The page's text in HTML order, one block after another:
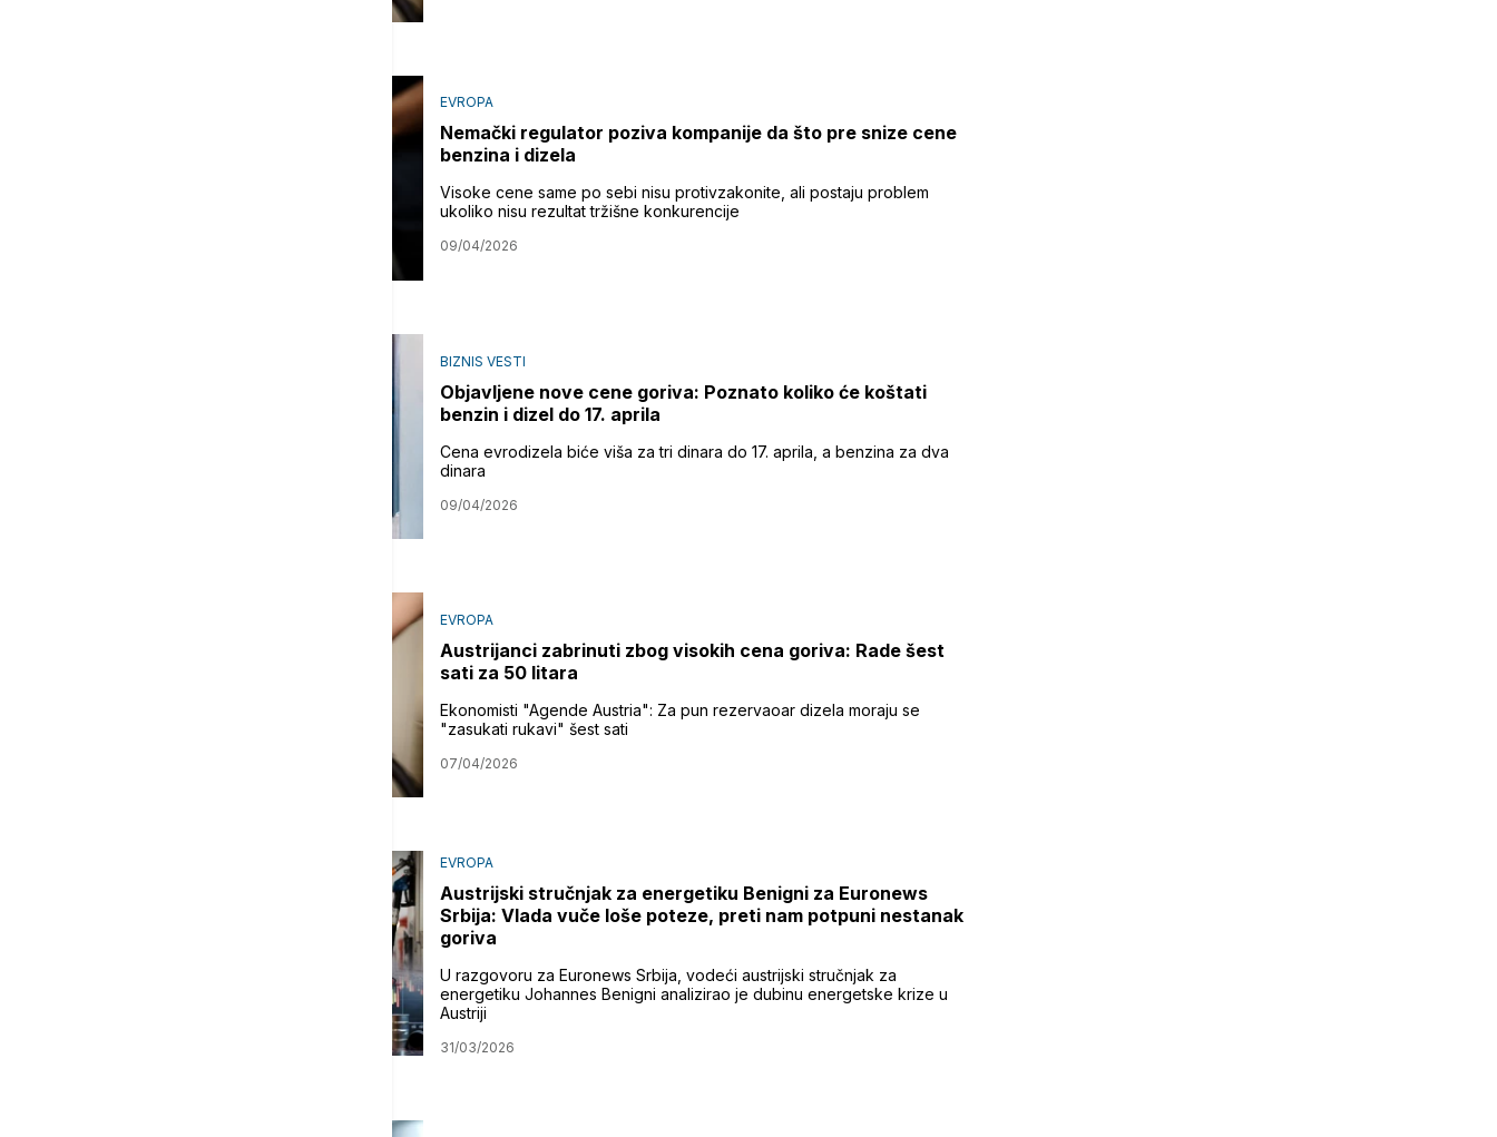
EVROPA
Nemački regulator poziva kompanije da što pre snize cene
benzina i dizela
Visoke cene same po sebi nisu protivzakonite, ali postaju problem
ukoliko nisu rezultat tržišne konkurencije
09/04/2026
BIZNIS VESTI
Objavljene nove cene goriva: Poznato koliko će koštati
benzin i dizel do 17. aprila
Cena evrodizela biće viša za tri dinara do 17. aprila, a benzina za dva
dinara
09/04/2026
EVROPA
Austrijanci zabrinuti zbog visokih cena goriva: Rade šest
sati za 50 litara
Ekonomisti "Agende Austria": Za pun rezervaoar dizela moraju se
"zasukati rukavi" šest sati
07/04/2026
EVROPA
Austrijski stručnjak za energetiku Benigni za Euronews
Srbija: Vlada vuče loše poteze, preti nam potpuni nestanak
goriva
U razgovoru za Euronews Srbija, vodeći austrijski stručnjak za
energetiku Johannes Benigni analizirao je dubinu energetske krize u
Austriji
31/03/2026